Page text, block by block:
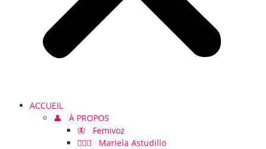
ACCUEIL
👤 À PROPOS
🦋 Femivoz
👱🏻‍♀️ Mariela Astudillo